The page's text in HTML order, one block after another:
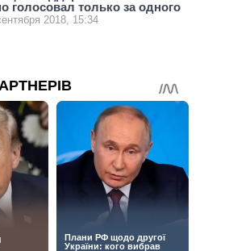
голосовал только за одного
2018, 15:34